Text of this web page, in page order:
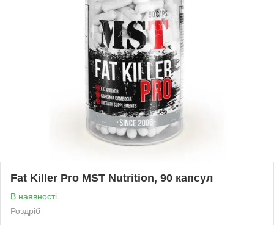
Fat Killer Pro MST Nutrition, 90 капсул
В наявності
Роздріб